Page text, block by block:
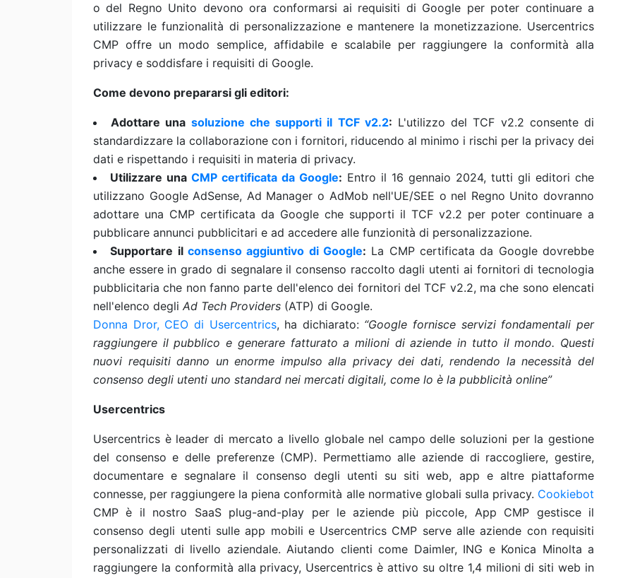
o del Regno Unito devono ora conformarsi ai requisiti di Google per poter continuare a
utilizzare le funzionalità di personalizzazione e mantenere la monetizzazione. Usercentrics
CMP offre un modo semplice, affidabile e scalabile per raggiungere la conformità alla
privacy e soddisfare i requisiti di Google.
Come devono prepararsi gli editori:
Adottare una soluzione che supporti il TCF v2.2: L'utilizzo del TCF v2.2 consente di
standardizzare la collaborazione con i fornitori, riducendo al minimo i rischi per la privacy dei
dati e rispettando i requisiti in materia di privacy.
Utilizzare una CMP certificata da Google: Entro il 16 gennaio 2024, tutti gli editori che
utilizzano Google AdSense, Ad Manager o AdMob nell'UE/SEE o nel Regno Unito dovranno
adottare una CMP certificata da Google che supporti il TCF v2.2 per poter continuare a
pubblicare annunci pubblicitari e ad accedere alle funzionità di personalizzazione.
Supportare ilconsenso aggiuntivo di Google: La CMP certificata da Google dovrebbe
anche essere in grado di segnalare il consenso raccolto dagli utenti ai fornitori di tecnologia
pubblicitaria che non fanno parte dell'elenco dei fornitori del TCF v2.2, ma che sono elencati
nell'elenco degli Ad Tech Providers (ATP) di Google.
Donna Dror, CEO di Usercentrics, ha dichiarato: “Google fornisce servizi fondamentali per
raggiungere il pubblico e generare fatturato a milioni di aziende in tutto il mondo. Questi
nuovi requisiti danno un enorme impulso alla privacy dei dati, rendendo la necessità del
consenso degli utenti uno standard nei mercati digitali, come lo è la pubblicità online”
Usercentrics
Usercentrics è leader di mercato a livello globale nel campo delle soluzioni per la gestione
del consenso e delle preferenze (CMP). Permettiamo alle aziende di raccogliere, gestire,
documentare e segnalare il consenso degli utenti su siti web, app e altre piattaforme
connesse, per raggiungere la piena conformità alle normative globali sulla privacy. Cookiebot
CMP è il nostro SaaS plug-and-play per le aziende più piccole, App CMP gestisce il
consenso degli utenti sulle app mobili e Usercentrics CMP serve alle aziende con requisiti
personalizzati di livello aziendale. Aiutando clienti come Daimler, ING e Konica Minolta a
raggiungere la conformità alla privacy, Usercentrics è attivo su oltre 1,4 milioni di siti web in